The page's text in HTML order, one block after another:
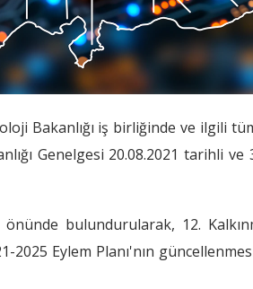
Bakanlığı iş birliğinde ve ilgili
Genelgesi 20.08.2021 tarihli ve
bulundurularak, 12.
Eylem Planı'nın